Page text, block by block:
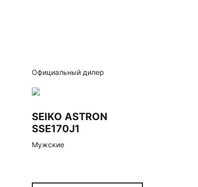
Официальный дилер
SEIKO ASTRON
SSE170J1
Мужские